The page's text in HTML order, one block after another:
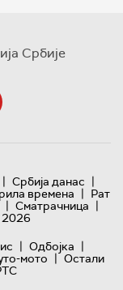
Србије
| Србија данас |
времена | Рат
| Сматрачница |
2026
| Одбојка |
мото | Остали